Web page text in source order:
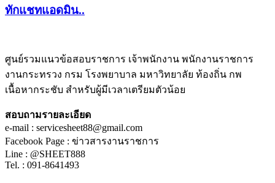
ทักแชทแอดมิน..
ศูนย์รวมแนวข้อสอบราชการ เจ้าพนักงาน พนักงานราชการ
งานกระทรวง กรม โรงพยาบาล มหาวิทยาลัย ท้องถิ่น กพ
เนื้อหากระชับ สำหรับผู้มีเวลาเตรียมตัวน้อย
สอบถามรายละเอียด
e-mail : servicesheet88@gmail.com
Facebook Page : ข่าวสารงานราชการ
Line : @SHEET888
Tel. : 091-8641493